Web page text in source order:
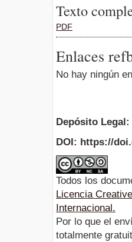
Texto
PDF
Enlaces
No hay ningún
Depósito Legal:
DOI: https://
Todos los
Licencia
Internacional.
Por lo que el
totalmente